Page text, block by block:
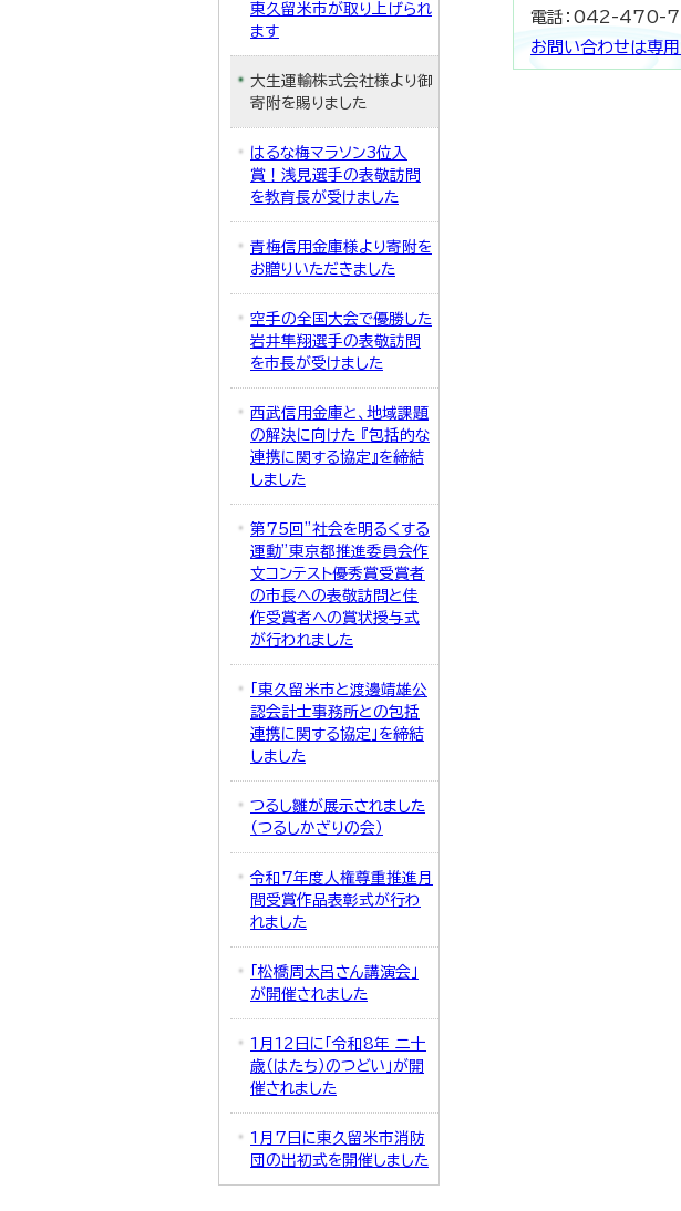
電話：042-470-
お問い合わせは専用
東久留米市が取り上げられ
ます
大生運輸株式会社様より御
寄附を賜りました
はるな梅マラソン3位入
賞！浅見選手の表敬訪問
を教育長が受けました
青梅信用金庫様より寄附を
お贈りいただきました
空手の全国大会で優勝した
岩井隼翔選手の表敬訪問
を市長が受けました
西武信用金庫と、地域課題
の解決に向けた 『包括的な
連携に関する協定』を締結
しました
第75回”社会を明るくする
運動”東京都推進委員会作
文コンテスト優秀賞受賞者
の市長への表敬訪問と佳
作受賞者への賞状授与式
が行われました
「東久留米市と渡邊靖雄公
認会計士事務所との包括
連携に関する協定」を締結
しました
つるし雛が展示されました
（つるしかざりの会）
令和7年度人権尊重推進月
間受賞作品表彰式が行わ
れました
「松橋周太呂さん講演会」
が開催されました
1月12日に「令和8年 二十
歳（はたち）のつどい」が開
催されました
1月7日に東久留米市消防
団の出初式を開催しました